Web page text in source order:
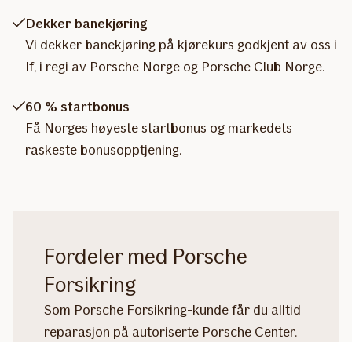
Dekker banekjøring
Vi dekker banekjøring på kjørekurs godkjent av oss i
If, i regi av Porsche Norge og Porsche Club Norge.
60 % startbonus
Få Norges høyeste startbonus og markedets
raskeste bonusopptjening.
Fordeler med Porsche
Forsikring
Som Porsche Forsikring-kunde får du alltid
reparasjon på autoriserte Porsche Center.